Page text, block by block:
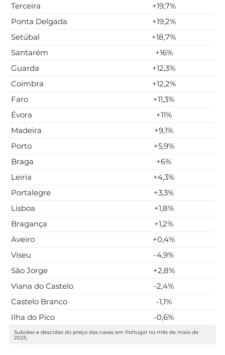
Terceira
+19,7%
Ponta Delgada
+19,2%
Setúbal
+18,7%
Santarém
+16%
Guarda
+12,3%
Coimbra
+12,2%
Faro
+11,3%
Évora
+11%
Madeira
+9,1%
Porto
+5,9%
Braga
+6%
Leiria
+4,3%
Portalegre
+3,3%
Lisboa
+1,8%
Bragança
+1,2%
Aveiro
+0,4%
Viseu
-4,9%
São Jorge
+2,8%
Viana do Castelo
-2,4%
Castelo Branco
-1,1%
Ilha do Pico
-0,6%
Subidas e descidas do preço das casas em Portugal no mês de maio de
2025.